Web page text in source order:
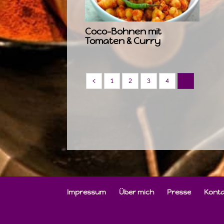
Coco-Bohnen mit
Tomaten & Curry
‹ 1 2 3 4
Impressum Über mich Presse